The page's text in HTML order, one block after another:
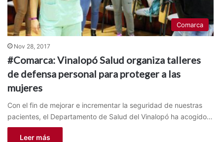
Comarca
Nov 28, 2017
#Comarca: Vinalopó Salud organiza talleres
de defensa personal para proteger a las
mujeres
Con el fin de mejorar e incrementar la seguridad de nuestras
pacientes, el Departamento de Salud del Vinalopó ha acogido…
Leer más